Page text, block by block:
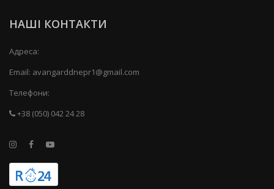
НАШІ КОНТАКТИ
Адреса:
Email: avangarddnepr1@gmail.com
Телефони:
+38 (050) 042 24 28